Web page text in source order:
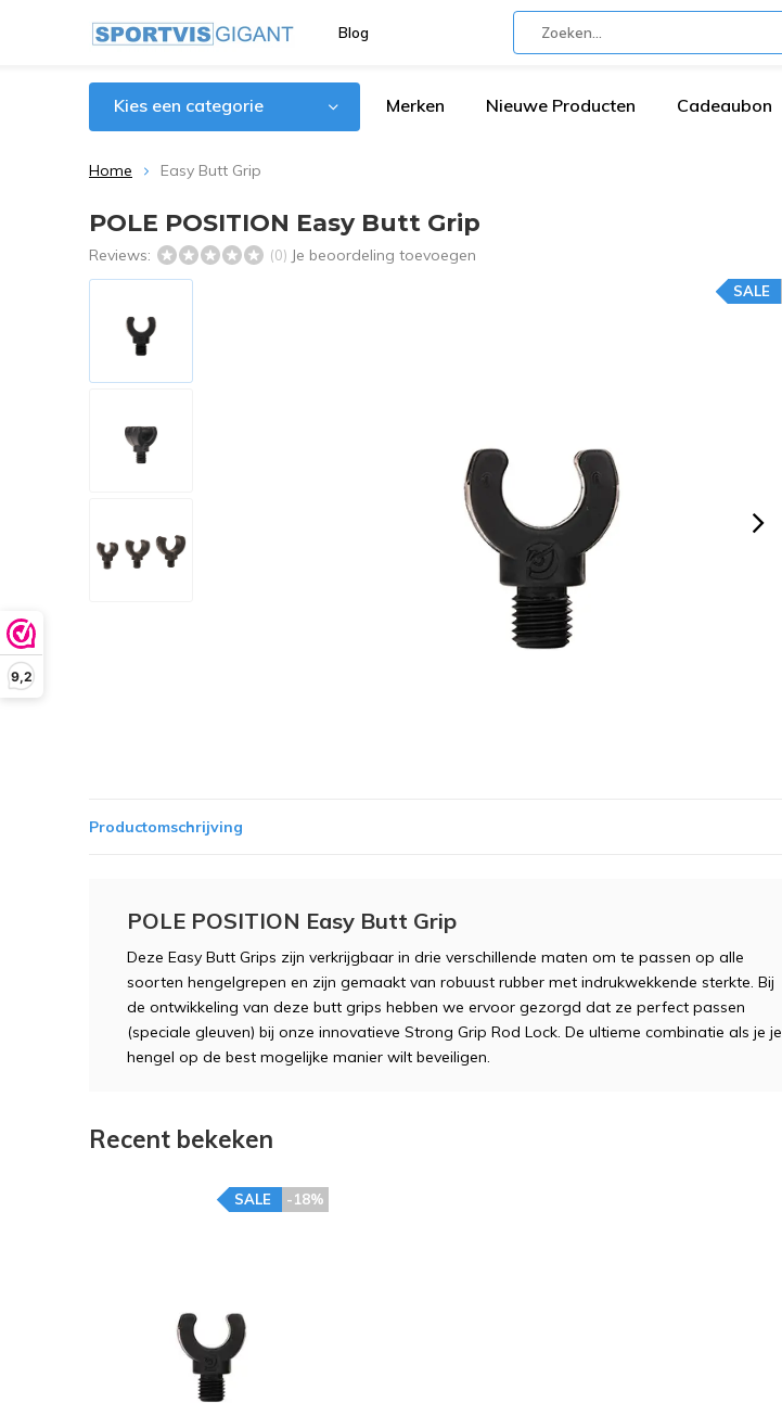
9,2
Blog
Kies een categorie Merken Nieuwe Producten Cadeaubon
Home Easy Butt Grip
POLE POSITION Easy Butt Grip
Reviews: (0) Je beoordeling toevoegen
SALE
Productomschrijving
POLE POSITION Easy Butt Grip
Deze Easy Butt Grips zijn verkrijgbaar in drie verschillende maten om te passen op alle
soorten hengelgrepen en zijn gemaakt van robuust rubber met indrukwekkende sterkte. Bij
de ontwikkeling van deze butt grips hebben we ervoor gezorgd dat ze perfect passen
(speciale gleuven) bij onze innovatieve Strong Grip Rod Lock. De ultieme combinatie als je je
hengel op de best mogelijke manier wilt beveiligen.
Recent bekeken
-18%
SALE